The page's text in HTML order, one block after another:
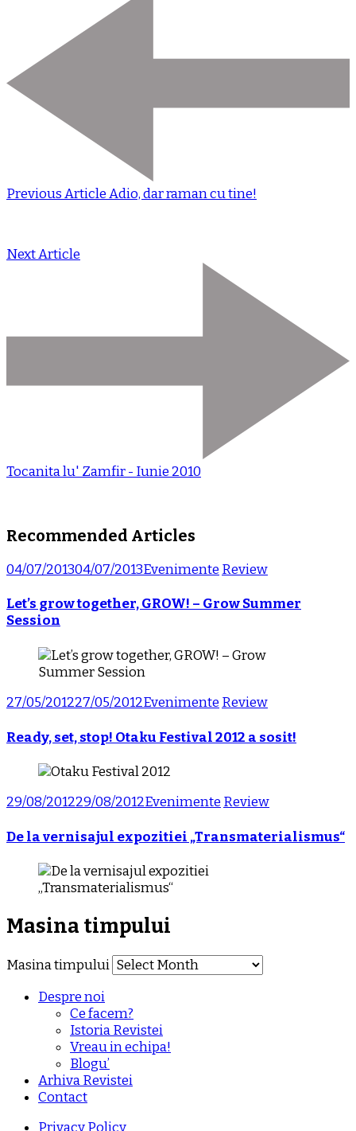
Previous ArticleAdio, dar raman cu tine!
Next Article
Tocanita lu' Zamfir - Iunie 2010
Recommended Articles
04/07/201304/07/2013Evenimente Review
Let’s grow together, GROW! – Grow Summer
Session
27/05/201227/05/2012Evenimente Review
Ready, set, stop! Otaku Festival 2012 a sosit!
29/08/201229/08/2012Evenimente Review
De la vernisajul expozitiei „Transmaterialismus“
Masina timpului
Masina timpului
Despre noi
Ce facem?
Istoria Revistei
Vreau in echipa!
Blogu’
Arhiva Revistei
Contact
Privacy Policy